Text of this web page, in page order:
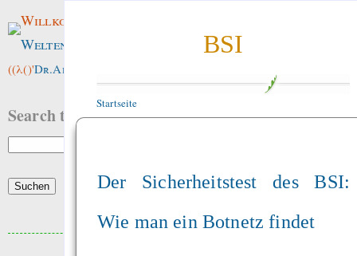
BSI
Startseite
Der Sicherheitstest des BSI:
Wie man ein Botnetz findet
Willkommen im
Weltenwald
((λ()'Dr.ArneBab
Search this site:
Beliebte Inhalte